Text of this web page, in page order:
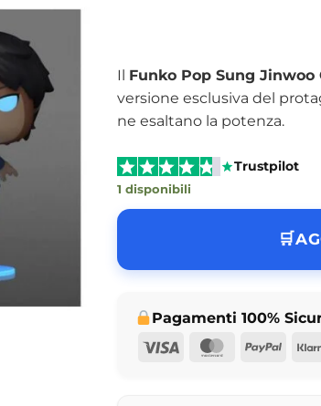
Il Funko Pop Sung Jinwoo
versione esclusiva del
ne esaltano la potenza.
Trustpilot
1 disponibili
Pagamenti 100%
Visa
MasterCard